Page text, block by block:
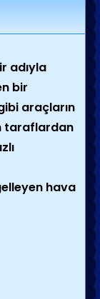
adıyla
bir
araçların
taraflardan
hava